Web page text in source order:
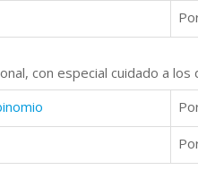
con especial cuidado a